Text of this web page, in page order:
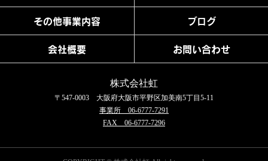
その他事業内容 ブログ
会社概要 お問い合わせ
株式会社虹
〒547-0003 大阪府大阪市平野区加美南5丁目5-11
事業所 06-6777-7291
FAX 06-6777-7296